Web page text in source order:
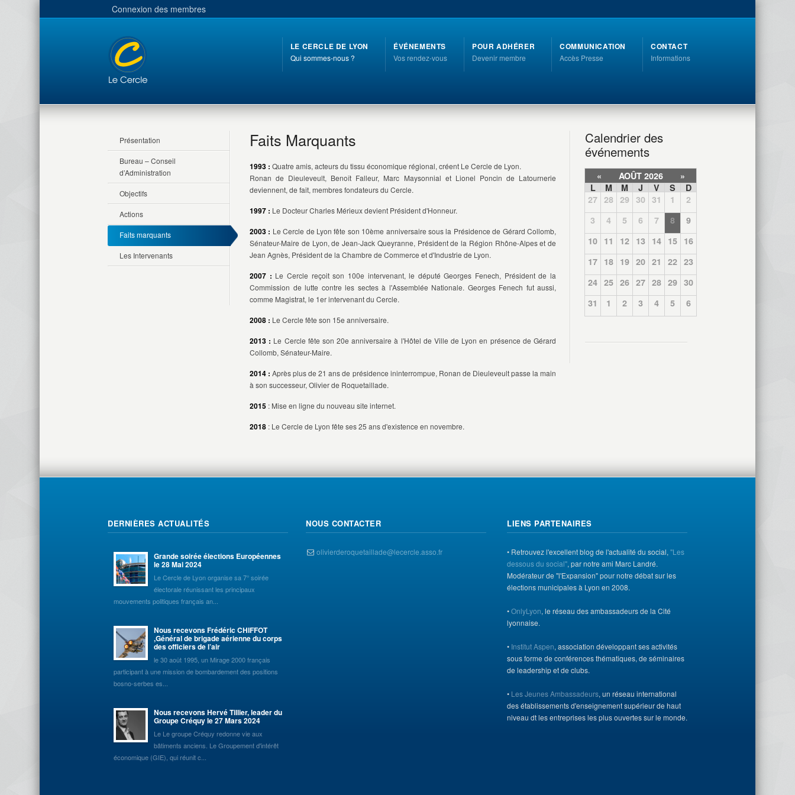
Connexion des membres
LE CERCLE DE LYON
Qui sommes-nous ?
ÉVÉNEMENTS
Vos rendez-vous
POUR ADHÉRER
Devenir membre
COMMUNICATION
Accès Presse
CONTACT
Informations
Présentation
Bureau – Conseil
d’Administration
Objectifs
Actions
Faits marquants
Les Intervenants
Faits Marquants
1993 : Quatre amis, acteurs du tissu économique régional, créent Le Cercle de Lyon.
Ronan de Dieuleveult, Benoît Falleur, Marc Maysonnial et Lionel Poncin de Latournerie
deviennent, de fait, membres fondateurs du Cercle.
1997 : Le Docteur Charles Mérieux devient Président d'Honneur.
2003 : Le Cercle de Lyon fête son 10ème anniversaire sous la Présidence de Gérard Collomb,
Sénateur-Maire de Lyon, de Jean-Jack Queyranne, Président de la Région Rhône-Alpes et de
Jean Agnès, Président de la Chambre de Commerce et d'Industrie de Lyon.
2007 : Le Cercle reçoit son 100e intervenant, le député Georges Fenech, Président de la
Commission de lutte contre les sectes à l'Assemblée Nationale. Georges Fenech fut aussi,
comme Magistrat, le 1er intervenant du Cercle.
2008 : Le Cercle fête son 15e anniversaire.
2013 : Le Cercle fête son 20e anniversaire à l'Hôtel de Ville de Lyon en présence de Gérard
Collomb, Sénateur-Maire.
2014 :Après plus de 21 ans de présidence ininterrompue, Ronan de Dieuleveult passe la main
à son successeur, Olivier de Roquetaillade.
2015 : Mise en ligne du nouveau site internet.
2018 : Le Cercle de Lyon fête ses 25 ans d'existence en novembre.
Calendrier des
événements
« AOÛT 2026
»
L
M M J V S
D
27 28 29 30 31 1
2
3
4 5 6 7 8
9
10 11 12 13 14 15 16
17 18 19 20 21 22 23
24 25 26 27 28 29 30
31
1 2 3 4 5 6
DERNIÈRES ACTUALITÉS
Grande soirée élections Européennes
le 28 Mai 2024
Le Cercle de Lyon organise sa 7° soirée
électorale réunissant les principaux
mouvements politiques français an...
Nous recevons Frédéric CHIFFOT
,Général de brigade aérienne du corps
des officiers de l’air
le 30 août 1995, un Mirage 2000 français
participant à une mission de bombardement des positions
bosno-serbes es...
Nous recevons Hervé Tillier, leader du
Groupe Créquy le 27 Mars 2024
Le Le groupe Créquy redonne vie aux
bâtiments anciens. Le Groupement d'intérêt
économique (GIE), qui réunit c...
NOUS CONTACTER
olivierderoquetaillade@lecercle.asso.fr
LIENS PARTENAIRES
• Retrouvez l'excellent blog de l'actualité du social, "Les
dessous du social", par notre ami Marc Landré.
Modérateur de "l'Expansion" pour notre débat sur les
élections municipales à Lyon en 2008.
•OnlyLyon, le réseau des ambassadeurs de la Cité
lyonnaise.
• Institut Aspen, association développant ses activités
sous forme de conférences thématiques, de séminaires
de leadership et de clubs.
• Les Jeunes Ambassadeurs, un réseau international
des établissements d'enseignement supérieur de haut
niveau dt les entreprises les plus ouvertes sur le monde.